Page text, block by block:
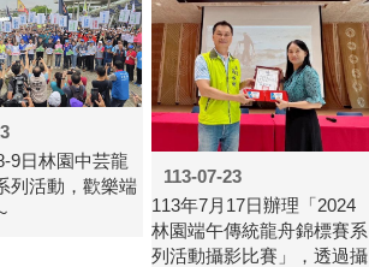
9日林園中芸龍
列活動，歡樂端
113-07-23
113年7月17日辦理「2024
林園端午傳統龍舟錦標賽系
列活動攝影比賽」，透過攝